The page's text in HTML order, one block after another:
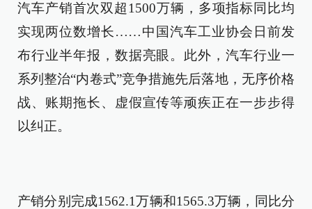
汽车产销首次双超1500万辆，多项指标同比均
实现两位数增长……中国汽车工业协会日前发
布行业半年报，数据亮眼。此外，汽车行业一
系列整治“内卷式”竞争措施先后落地，无序价格
战、账期拖长、虚假宣传等顽疾正在一步步得
以纠正。
产销分别完成1562.1万辆和1565.3万辆，同比分